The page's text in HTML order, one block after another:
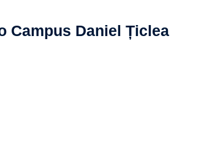
Campus Daniel Țiclea